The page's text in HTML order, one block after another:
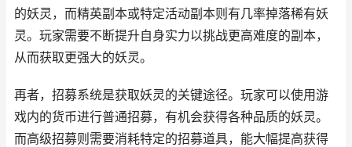
的妖灵，而精英副本或特定活动副本则有几率掉落稀有妖
灵。玩家需要不断提升自身实力以挑战更高难度的副本，
从而获取更强大的妖灵。
再者，招募系统是获取妖灵的关键途径。玩家可以使用游
戏内的货币进行普通招募，有机会获得各种品质的妖灵。
而高级招募则需要消耗特定的招募道具，能大幅提高获得